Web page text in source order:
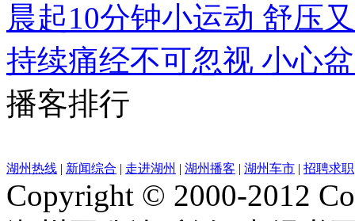
晨起10分钟小运动 舒压
持续痛经不可忽视 小心
播客排行
湖州热线 | 新闻综合 | 走进湖州 | 湖州播客 | 湖州车市 | 招聘求职
Copyright © 2000-2012